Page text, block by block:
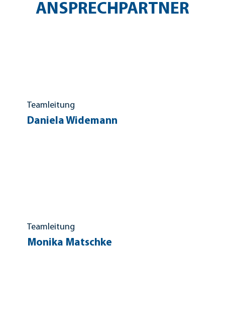
ANSPRECHPARTNER
Teamleitung
Daniela Widemann
Teamleitung
Monika Matschke